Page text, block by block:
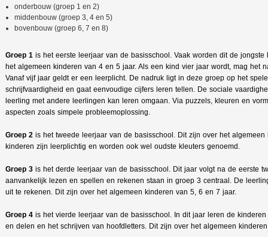
onderbouw (groep 1 en 2)
middenbouw (groep 3, 4 en 5)
bovenbouw (groep 6, 7 en 8)
Groep 1 is het eerste leerjaar van de basisschool. Vaak worden dit de
het algemeen kinderen van 4 en 5 jaar. Als een kind vier jaar wordt, mag het
Vanaf vijf jaar geldt er een leerplicht. De nadruk ligt in deze groep op het
schrijfvaardigheid en gaat eenvoudige cijfers leren tellen. De sociale
leerling met andere leerlingen kan leren omgaan. Via puzzels, kleuren en
aspecten zoals simpele probleemoplossing.
Groep 2 is het tweede leerjaar van de basisschool. Dit zijn over het
kinderen zijn leerplichtig en worden ook wel oudste kleuters genoemd.
Groep 3 is het derde leerjaar van de basisschool. Dit jaar volgt na de eerste
aanvankelijk lezen en spellen en rekenen staan in groep 3 centraal. De
uit te rekenen. Dit zijn over het algemeen kinderen van 5, 6 en 7 jaar.
Groep 4 is het vierde leerjaar van de basisschool. In dit jaar leren de
en delen en het schrijven van hoofdletters. Dit zijn over het algemeen